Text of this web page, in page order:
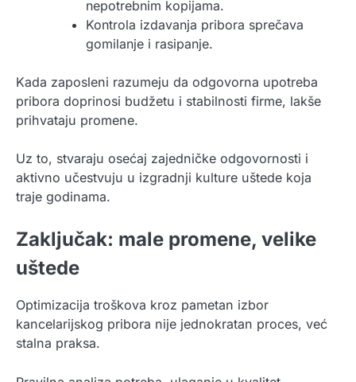
nepotrebnim kopijama.
Kontrola izdavanja pribora sprečava
gomilanje i rasipanje.
Kada zaposleni razumeju da odgovorna upotreba
pribora doprinosi budžetu i stabilnosti firme, lakše
prihvataju promene.
Uz to, stvaraju osećaj zajedničke odgovornosti i
aktivno učestvuju u izgradnji kulture uštede koja
traje godinama.
Zaključak: male promene, velike
uštede
Optimizacija troškova kroz pametan izbor
kancelarijskog pribora nije jednokratan proces, već
stalna praksa.